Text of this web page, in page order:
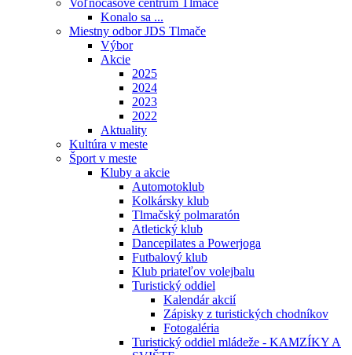
Voľnočasové centrum Tlmače
Konalo sa ...
Miestny odbor JDS Tlmače
Výbor
Akcie
2025
2024
2023
2022
Aktuality
Kultúra v meste
Šport v meste
Kluby a akcie
Automotoklub
Kolkársky klub
Tlmačský polmaratón
Atletický klub
Dancepilates a Powerjoga
Futbalový klub
Klub priateľov volejbalu
Turistický oddiel
Kalendár akcií
Zápisky z turistických chodníkov
Fotogaléria
Turistický oddiel mládeže - KAMZÍKY A